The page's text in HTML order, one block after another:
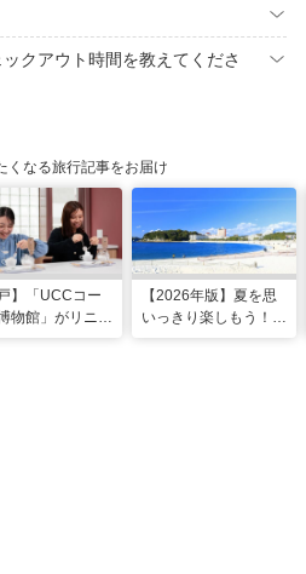
クアウト時間を教えてくださ
くなる旅行記事をお届け
戸】「UCCコー
物館」がリニュ
【2026年版】夏を思
いっきり楽しもう！関